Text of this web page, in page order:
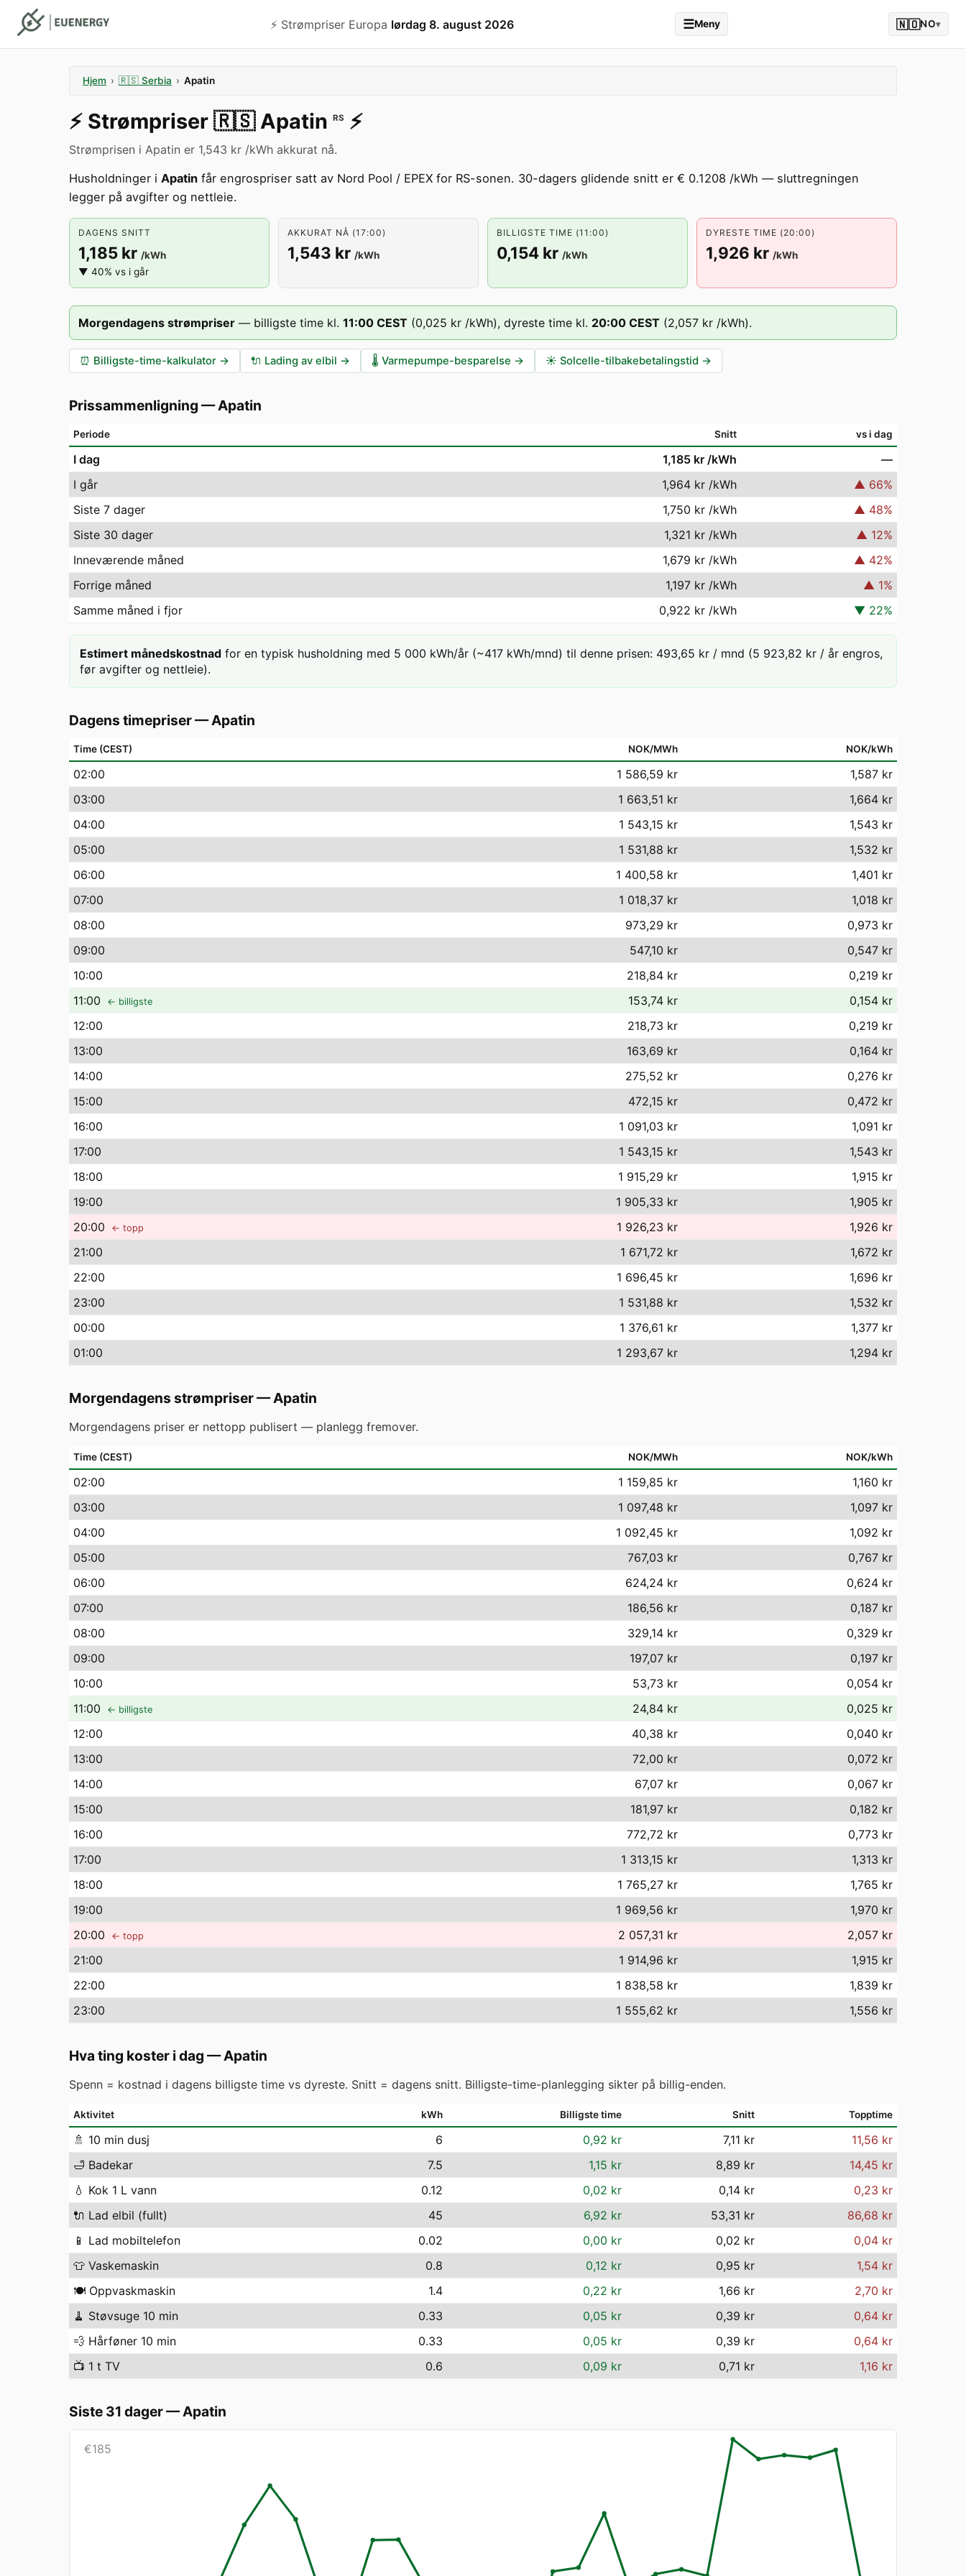
⚡️ Strømpriser Europa lørdag 8. august 2026 ☰Meny 🇳🇴NO▾
Hjem › 🇷🇸 Serbia › Apatin
⚡️ Strømpriser 🇷🇸 Apatin RS ⚡️
Strømprisen i Apatin er 1,543 kr /kWh akkurat nå.
Husholdninger i Apatin får engrospriser satt av Nord Pool / EPEX for RS-sonen. 30-dagers glidende snitt er € 0.1208 /kWh — sluttregningen
legger på avgifter og nettleie.
DAGENS SNITT
1,185 kr /kWh
▼ 40% vs i går
AKKURAT NÅ (17:00)
1,543 kr /kWh
BILLIGSTE TIME (11:00)
0,154 kr /kWh
DYRESTE TIME (20:00)
1,926 kr /kWh
Morgendagens strømpriser — billigste time kl. 11:00 CEST (0,025 kr /kWh), dyreste time kl. 20:00 CEST (2,057 kr /kWh).
⏰ Billigste-time-kalkulator → 🔌 Lading av elbil → 🌡️ Varmepumpe-besparelse → ☀️ Solcelle-tilbakebetalingstid →
Prissammenligning —Apatin
Periode Snitt vs i dag
I dag 1,185 kr /kWh
—
I går
1,964 kr /kWh ▲ 66%
Siste 7 dager
1,750 kr /kWh ▲ 48%
Siste 30 dager
1,321 kr /kWh ▲ 12%
Inneværende måned
1,679 kr /kWh ▲ 42%
Forrige måned
1,197 kr /kWh ▲ 1%
Samme måned i fjor
0,922 kr /kWh ▼ 22%
Estimert månedskostnad for en typisk husholdning med 5 000 kWh/år (~417 kWh/mnd) til denne prisen: 493,65 kr / mnd (5 923,82 kr / år engros,
før avgifter og nettleie).
Dagens timepriser—Apatin
Time (CEST) NOK/MWh NOK/kWh
02:00 1 586,59 kr
1,587 kr
03:00 1 663,51 kr
1,664 kr
04:00 1 543,15 kr
1,543 kr
05:00 1 531,88 kr
1,532 kr
06:00 1 400,58 kr
1,401 kr
07:00 1 018,37 kr
1,018 kr
08:00 973,29 kr
0,973 kr
09:00 547,10 kr
0,547 kr
10:00 218,84 kr
0,219 kr
11:00 ← billigste 153,74 kr
0,154 kr
12:00 218,73 kr
0,219 kr
13:00 163,69 kr
0,164 kr
14:00 275,52 kr
0,276 kr
15:00 472,15 kr
0,472 kr
16:00 1 091,03 kr
1,091 kr
17:00 1 543,15 kr
1,543 kr
18:00 1 915,29 kr
1,915 kr
19:00 1 905,33 kr
1,905 kr
20:00 ← topp 1 926,23 kr
1,926 kr
21:00 1 671,72 kr
1,672 kr
22:00 1 696,45 kr
1,696 kr
23:00 1 531,88 kr
1,532 kr
00:00 1 376,61 kr
1,377 kr
01:00 1 293,67 kr 1,294 kr
Morgendagens strømpriser—Apatin
Morgendagens priser er nettopp publisert — planlegg fremover.
Time (CEST) NOK/MWh NOK/kWh
02:00 1 159,85 kr
1,160 kr
03:00 1 097,48 kr
1,097 kr
04:00 1 092,45 kr
1,092 kr
05:00 767,03 kr
0,767 kr
06:00 624,24 kr
0,624 kr
07:00 186,56 kr
0,187 kr
08:00 329,14 kr
0,329 kr
09:00 197,07 kr
0,197 kr
10:00 53,73 kr
0,054 kr
11:00 ← billigste 24,84 kr
0,025 kr
12:00 40,38 kr
0,040 kr
13:00 72,00 kr
0,072 kr
14:00 67,07 kr
0,067 kr
15:00 181,97 kr
0,182 kr
16:00 772,72 kr
0,773 kr
17:00 1 313,15 kr
1,313 kr
18:00 1 765,27 kr
1,765 kr
19:00 1 969,56 kr
1,970 kr
20:00 ← topp 2 057,31 kr
2,057 kr
21:00 1 914,96 kr
1,915 kr
22:00 1 838,58 kr
1,839 kr
23:00 1 555,62 kr 1,556 kr
Hva ting koster i dag —Apatin
Spenn = kostnad i dagens billigste time vs dyreste. Snitt = dagens snitt. Billigste-time-planlegging sikter på billig-enden.
Aktivitet kWh Billigste time Snitt Topptime
🚿 10 min dusj 6 0,92 kr 7,11 kr
11,56 kr
🛁 Badekar 7.5 1,15 kr 8,89 kr
14,45 kr
💧 Kok 1 L vann 0.12 0,02 kr 0,14 kr
0,23 kr
🔌 Lad elbil (fullt) 45 6,92 kr 53,31 kr
86,68 kr
📱 Lad mobiltelefon 0.02 0,00 kr 0,02 kr
0,04 kr
👕 Vaskemaskin 0.8 0,12 kr 0,95 kr
1,54 kr
🍽️ Oppvaskmaskin 1.4 0,22 kr 1,66 kr
2,70 kr
🧹 Støvsuge 10 min 0.33 0,05 kr 0,39 kr
0,64 kr
💨 Hårføner 10 min 0.33 0,05 kr 0,39 kr
0,64 kr
📺 1 t TV 0.6 0,09 kr 0,71 kr 1,16 kr
Siste 31 dager—Apatin
€185